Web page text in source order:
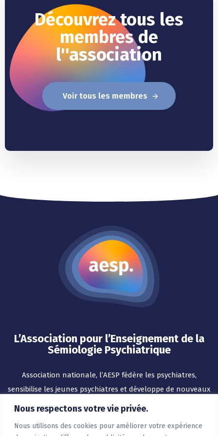
Nous respectons votre vie privée.
Nous utilisons des cookies pour améliorer votre expérience
Découvrez tous les
membres de
l''association
Voir tous les membres
L’Association pour l’Enseignement de la
Sémiologie Psychiatrique
Association nationale, l’AESP fédère les psychiatres,
sensibilise les jeunes psychiatres et développe de nouveaux
outils pour l’enseignement.